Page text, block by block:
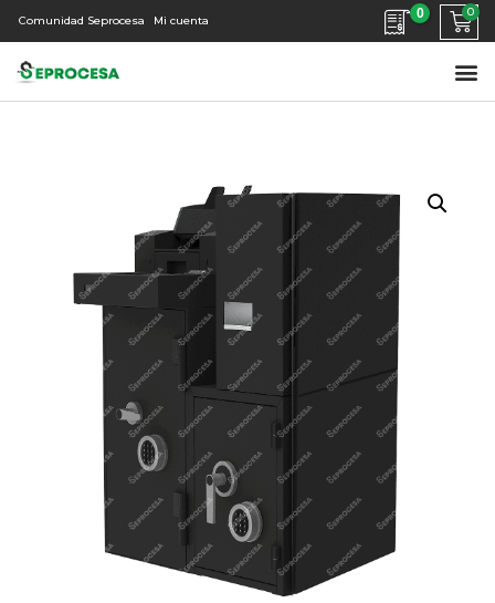
Comunidad Seprocesa Mi cuenta 0